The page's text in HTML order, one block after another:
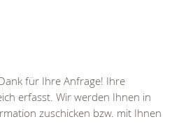
für Ihre Anfrage! Ihre
erfasst. Wir werden Ihnen in
zuschicken bzw. mit Ihnen